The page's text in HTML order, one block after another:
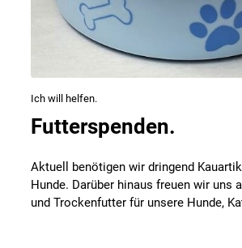
Ich will helfen.
Futterspenden.
Aktuell benötigen wir dringend
Hunde. Darüber hinaus freuen wir uns
und Trockenfutter für unsere Hunde,